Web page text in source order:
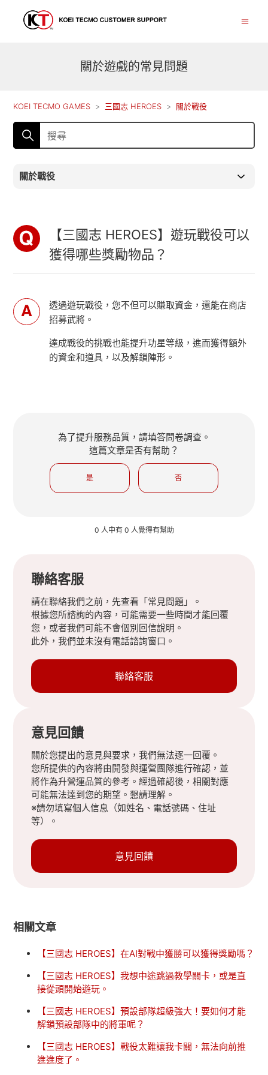
關於遊戲的常見問題
KOEI TECMO GAMES 三國志 HEROES 關於戰役
關於戰役
【三國志 HEROES】遊玩戰役可以
獲得哪些獎勵物品？
透過遊玩戰役，您不但可以賺取資金，還能在商店
招募武將。
達成戰役的挑戰也能提升功星等級，進而獲得額外
的資金和道具，以及解鎖陣形。
為了提升服務品質，請填答問卷調查。
這篇文章是否有幫助？
是 否
0 人中有 0 人覺得有幫助
聯絡客服
請在聯絡我們之前，先查看「常見問題」。
根據您所諮詢的內容，可能需要一些時間才能回覆
您，或者我們可能不會個別回信說明。
此外，我們並未沒有電話諮詢窗口。
聯絡客服
意見回饋
關於您提出的意見與要求，我們無法逐一回覆。
您所提供的內容將由開發與運營團隊進行確認，並
將作為升營運品質的參考。經過確認後，相關對應
可能無法達到您的期望。懇請理解。
※請勿填寫個人信息（如姓名、電話號碼、住址
等）。
意見回饋
相關文章
【三國志 HEROES】在AI對戰中獲勝可以獲得獎勵嗎？
【三國志 HEROES】我想中途跳過教學關卡，或是直
接從頭開始遊玩。
【三國志 HEROES】預設部隊超級強大！要如何才能
解鎖預設部隊中的將軍呢？
【三國志 HEROES】戰役太難讓我卡關，無法向前推
進進度了。